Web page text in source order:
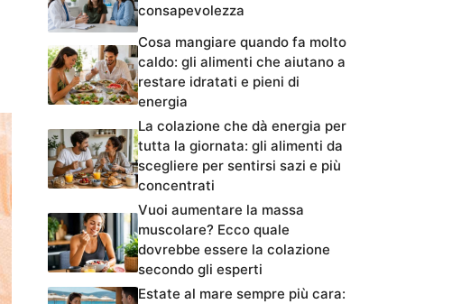
consapevolezza
Cosa mangiare quando fa molto
caldo: gli alimenti che aiutano a
restare idratati e pieni di
energia
La colazione che dà energia per
tutta la giornata: gli alimenti da
scegliere per sentirsi sazi e più
concentrati
Vuoi aumentare la massa
muscolare? Ecco quale
dovrebbe essere la colazione
secondo gli esperti
Estate al mare sempre più cara: